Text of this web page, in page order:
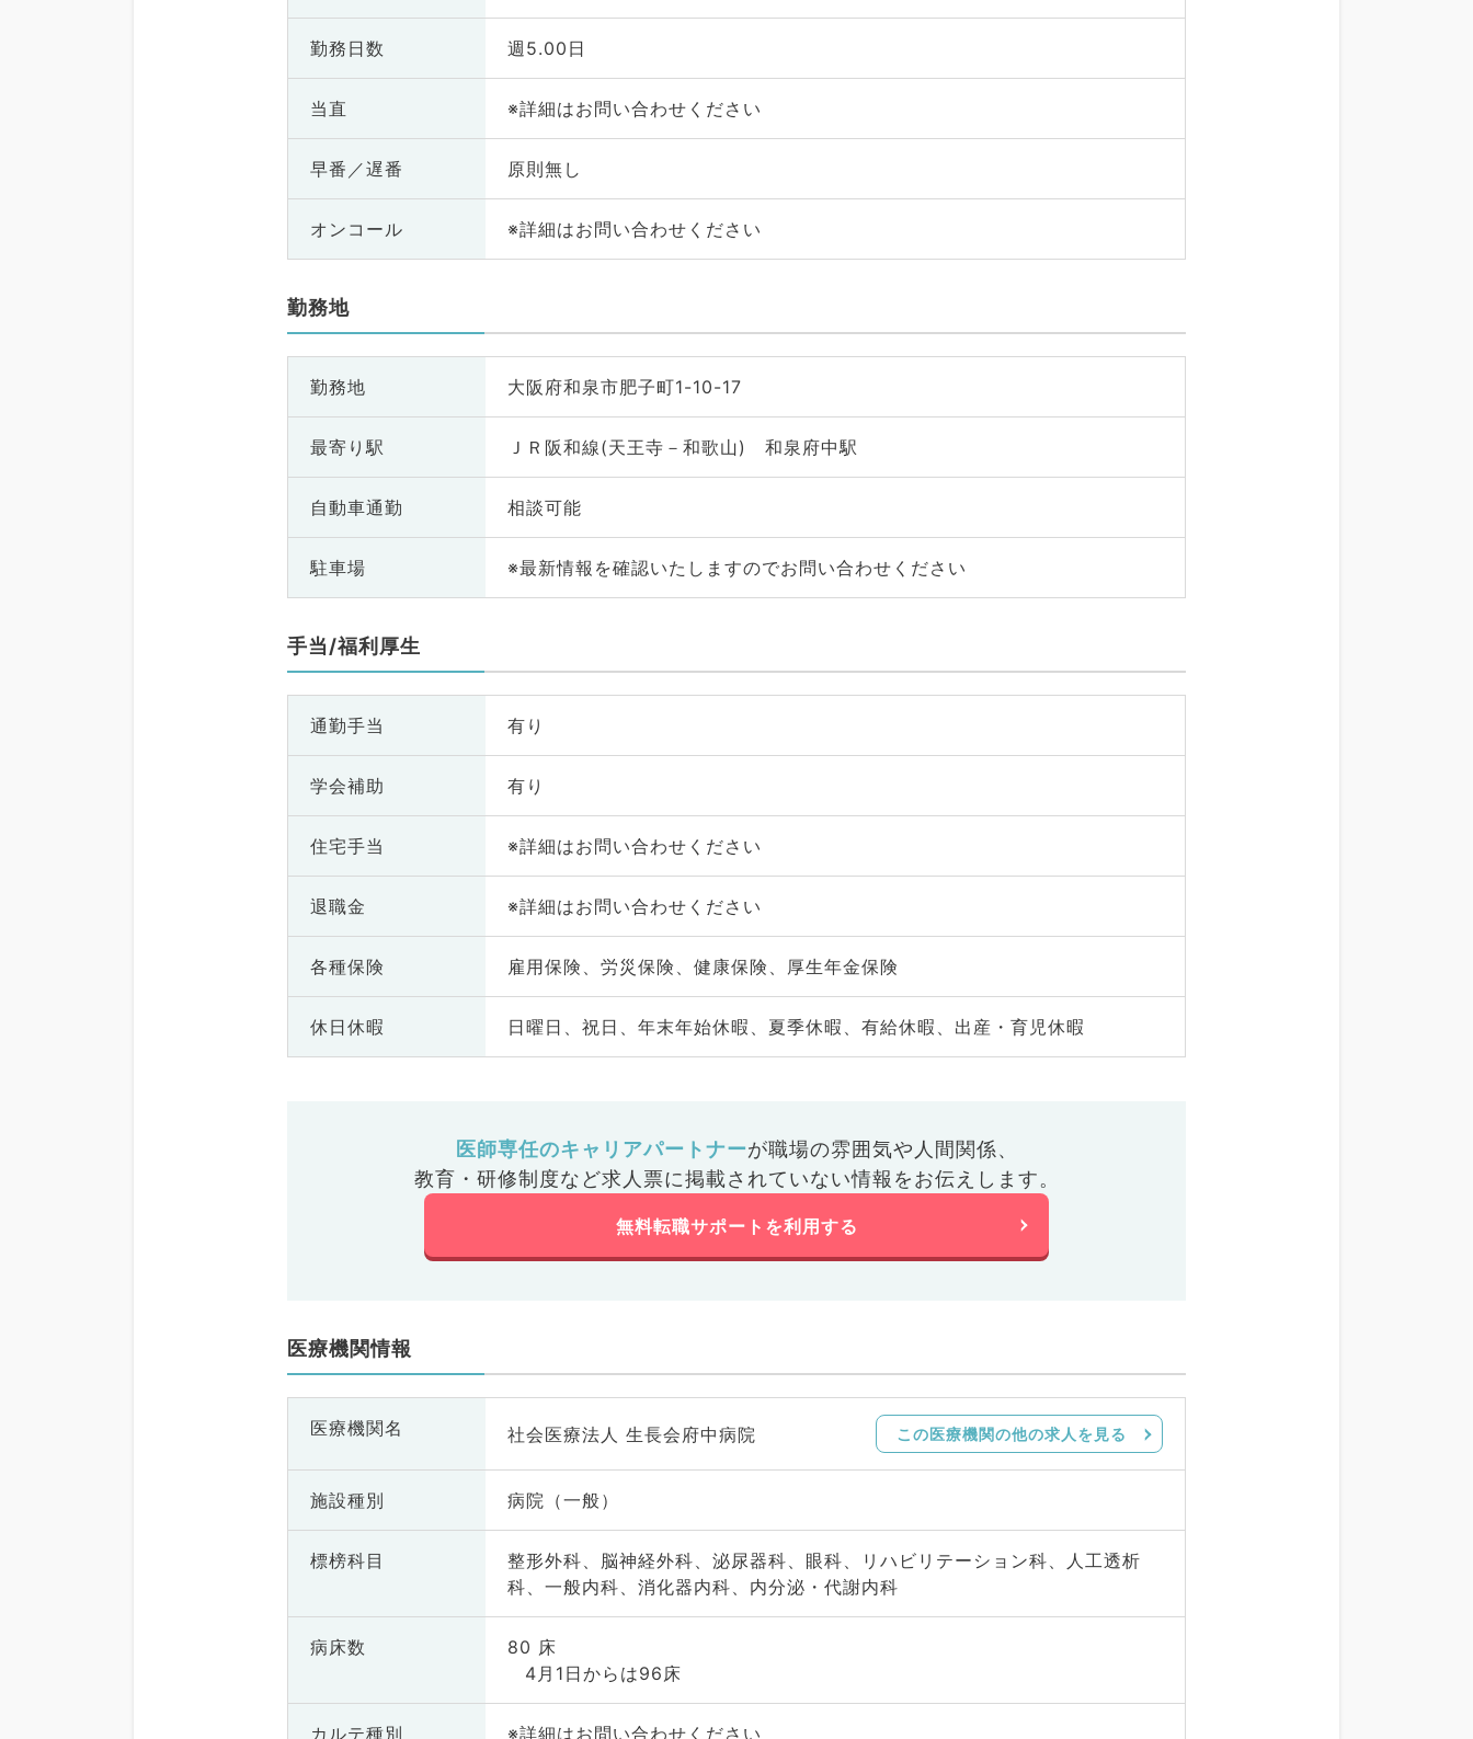
勤務日数 週5.00日
当直 ※詳細はお問い合わせください
早番／遅番 原則無し
オンコール ※詳細はお問い合わせください
勤務地
勤務地 大阪府和泉市肥子町1-10-17
最寄り駅 ＪＲ阪和線(天王寺－和歌山) 和泉府中駅
自動車通勤 相談可能
駐車場 ※最新情報を確認いたしますのでお問い合わせください
手当/福利厚生
通勤手当 有り
学会補助 有り
住宅手当 ※詳細はお問い合わせください
退職金 ※詳細はお問い合わせください
各種保険 雇用保険、労災保険、健康保険、厚生年金保険
休日休暇 日曜日、祝日、年末年始休暇、夏季休暇、有給休暇、出産・育児休暇
医師専任のキャリアパートナーが職場の雰囲気や人間関係、
教育・研修制度など求人票に掲載されていない情報をお伝えします。
無料転職サポートを利用する
医療機関情報
医療機関名 社会医療法人 生長会府中病院 この医療機関の他の求人を見る
施設種別 病院（一般）
標榜科目
整形外科、脳神経外科、泌尿器科、眼科、リハビリテーション科、人工透析
科、一般内科、消化器内科、内分泌・代謝内科
病床数
80 床
4月1日からは96床
カルテ種別 ※詳細はお問い合わせください